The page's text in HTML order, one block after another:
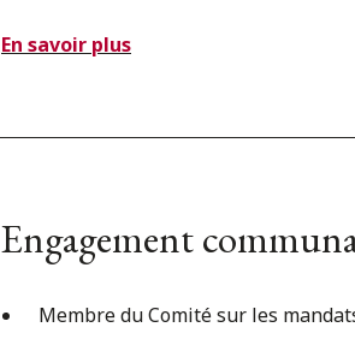
En savoir plus
Engagement
Membre du Comité sur les